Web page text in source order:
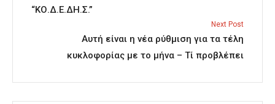
“ΚΟ.Δ.Ε.ΔΗ.Σ.”
Next Post
Αυτή είναι η νέα ρύθμιση για τα τέλη
κυκλοφορίας με το μήνα – Τί προβλέπει